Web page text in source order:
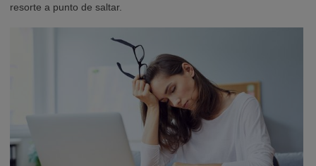
resorte a punto de saltar.